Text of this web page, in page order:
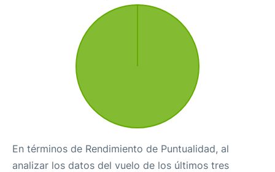
En términos de Rendimiento de Puntualidad, al
analizar los datos del vuelo de los últimos tres